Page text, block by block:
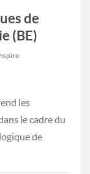
de
(BE)
les
le cadre du
de